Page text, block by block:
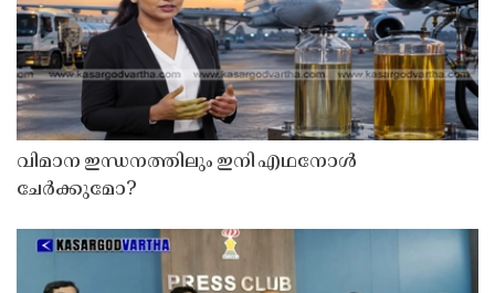
വിമാന ഇന്ധനത്തിലും ഇനി എഥനോൾ
ചേർക്കുമോ?